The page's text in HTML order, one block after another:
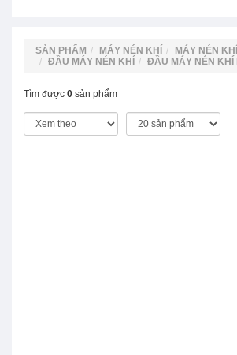
SẢN PHẨM MÁY NÉN KHÍ
MÁY NÉN
ĐẦU MÁY NÉN KHÍ
ĐẦU MÁY NÉN KHÍ
Tìm được 0 sản phẩm